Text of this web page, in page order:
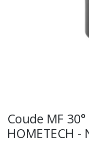
Coude MF
HOMETECH -